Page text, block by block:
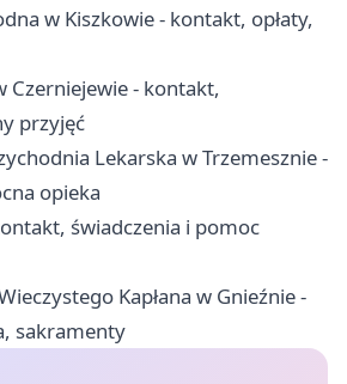
w Kiszkowie - kontakt, opłaty,
Czerniejewie - kontakt,
przyjęć
Lekarska w Trzemesznie -
opieka
świadczenia i pomoc
Kapłana w Gnieźnie -
sakramenty